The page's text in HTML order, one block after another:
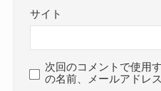
サイト
次回のコメントで使用
の名前、メールアドレ